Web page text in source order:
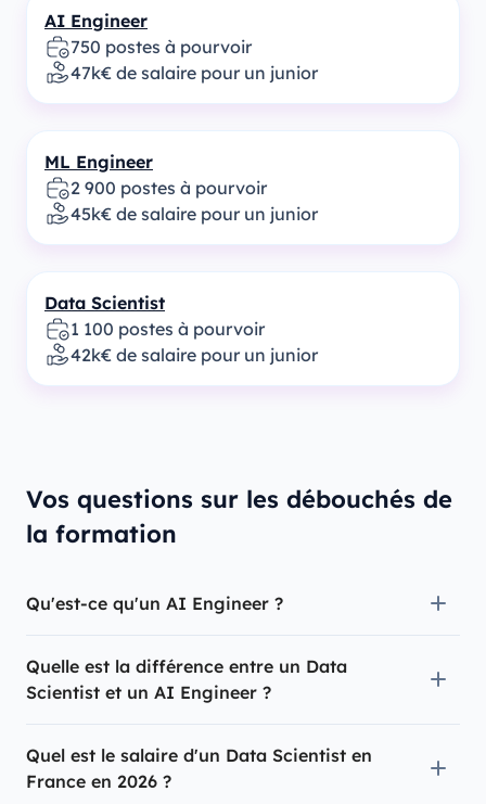
AI Engineer
750 postes à pourvoir
47k€ de salaire pour un junior
ML Engineer
2 900 postes à pourvoir
45k€ de salaire pour un junior
Data Scientist
1 100 postes à pourvoir
42k€ de salaire pour un junior
Vos questions sur les débouchés de
la formation
Qu'est-ce qu'un AI Engineer ?
Quelle est la différence entre un Data
Scientist et un AI Engineer ?
Quel est le salaire d'un Data Scientist en
France en 2026 ?